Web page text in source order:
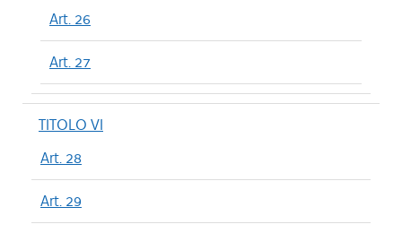
Art. 26
Art. 27
TITOLO VI
Art. 28
Art. 29